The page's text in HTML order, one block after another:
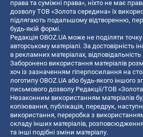
права та суміжні права», ніхто не має
дозволу ТОВ «Золота середина» їх
підлягають подальшому відтворенню,
будь-якій формі.
Редакція OBOZ.UA може не поділяти
авторському матеріалі. За достовірність
в рекламних матеріалах,
Заборонено використання матеріалів
хоч із зазначенням гіперпосилання на
логотипу OBOZ.UA або будь-якого іншого
письмового дозволу Редакції/ТОВ
Незаконним використанням матеріалів
копiювання, публiкацiя, передрук,
використання, переробка з
складу інших матеріалів,
та інші подібні зміни матеріалу.